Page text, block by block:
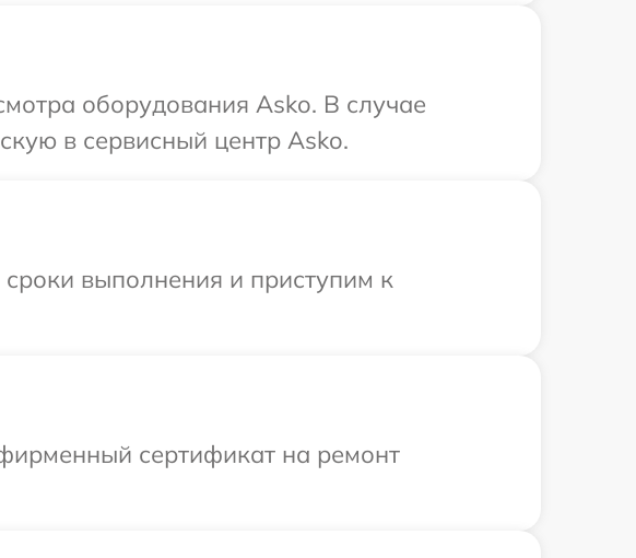
оборудования Asko. В случае
в сервисный центр Asko.
выполнения и приступим к
сертификат на ремонт